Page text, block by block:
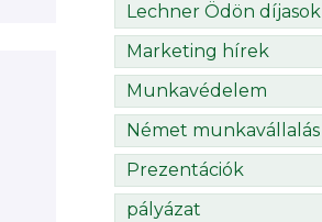
Lechner Ödön díjasok
Marketing hírek
Munkavédelem
Német munkavállalás
Prezentációk
pályázat